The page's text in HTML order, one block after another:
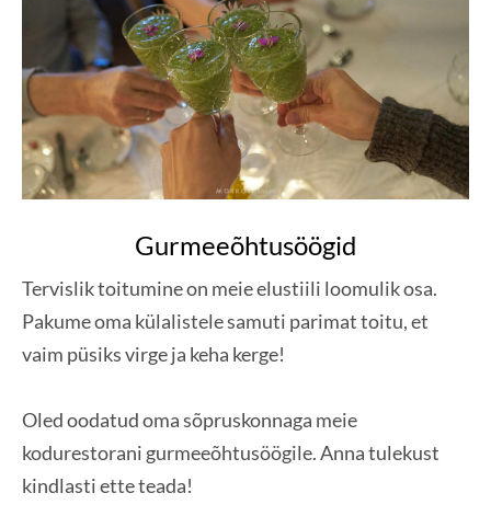
Gurmeeõhtusöögid
Tervislik toitumine on meie elustiili loomulik osa.
Pakume oma külalistele samuti parimat toitu, et
vaim püsiks virge ja keha kerge!
Oled oodatud oma sõpruskonnaga meie
kodurestorani gurmeeõhtusöögile. Anna tulekust
kindlasti ette teada!